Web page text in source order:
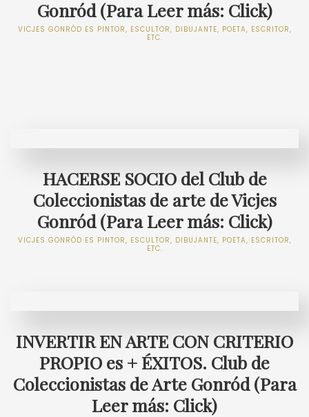
Gonród (Para Leer más: Click)
VICJES GONRÓD ES PINTOR, ESCULTOR, DIBUJANTE, POETA, ESCRITOR,
ETC.
HACERSE SOCIO del Club de
Coleccionistas de arte de Vicjes
Gonród (Para Leer más: Click)
VICJES GONRÓD ES PINTOR, ESCULTOR, DIBUJANTE, POETA, ESCRITOR,
ETC.
INVERTIR EN ARTE CON CRITERIO
PROPIO es + ÉXITOS. Club de
Coleccionistas de Arte Gonród (Para
Leer más: Click)